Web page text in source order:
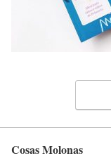
Cosas Molonas